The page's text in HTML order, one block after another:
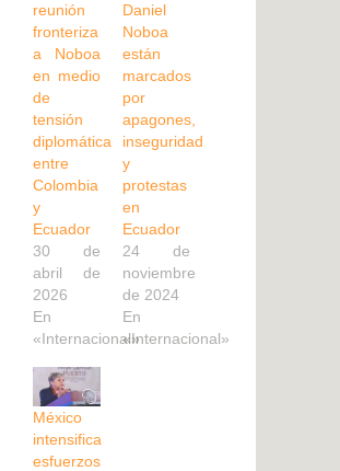
reunión
fronteriza
a Noboa
en medio
de
tensión
diplomática
entre
Colombia
y
Ecuador
30 de
abril de
2026
En
«Internacional»
Daniel
Noboa
están
marcados
por
apagones,
inseguridad
y
protestas
en
Ecuador
24 de
noviembre
de 2024
En
«Internacional»
México
intensifica
esfuerzos